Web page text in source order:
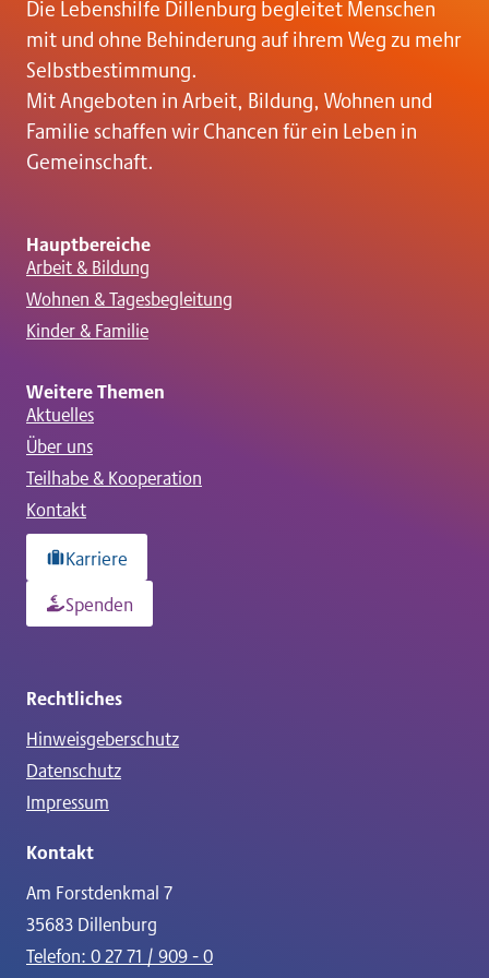
g
a
t
o
n
Die Lebenshilfe Dillenburg begleitet Menschen
mit und ohne Behinderung auf ihrem Weg zu mehr
Selbstbestimmung.
Mit Angeboten in Arbeit, Bildung, Wohnen und
Familie schaffen wir Chancen für ein Leben in
Gemeinschaft.
Hauptbereiche
Arbeit & Bildung
Wohnen & Tagesbegleitung
Kinder & Familie
Weitere Themen
Aktuelles
Über uns
Teilhabe & Kooperation
Kontakt
Karriere
Spenden
Rechtliches
Hinweisgeberschutz
Datenschutz
Impressum
Kontakt
Am Forstdenkmal 7
35683 Dillenburg
Telefon: 0 27 71 / 909 - 0